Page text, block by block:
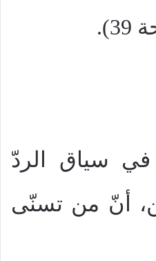
في سياق الردّ
أنّ من تسنّى